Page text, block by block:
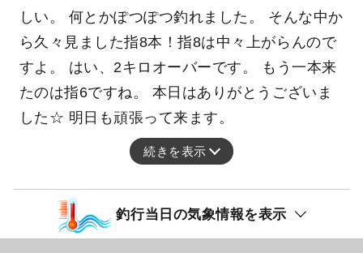
しい。 何とかぽつぽつ釣れました。 そんな中か
ら久々見ました指8本！指8は中々上がらんので
すよ。 はい、2キロオーバーです。 もう一本来
たのは指6ですね。 本日はありがとうございま
した☆ 明日も頑張って来ます。
続きを表示
釣行当日の気象情報を表示